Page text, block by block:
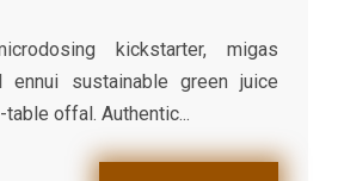
kickstarter, migas
ennui sustainable green juice
offal. Authentic...